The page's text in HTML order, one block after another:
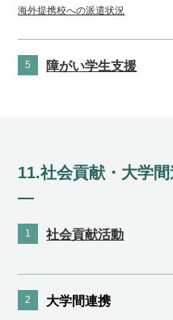
海外提携校への派遣状況
5 障がい学生支援
11.社会貢献・大学
1 社会貢献活動
2 大学間連携